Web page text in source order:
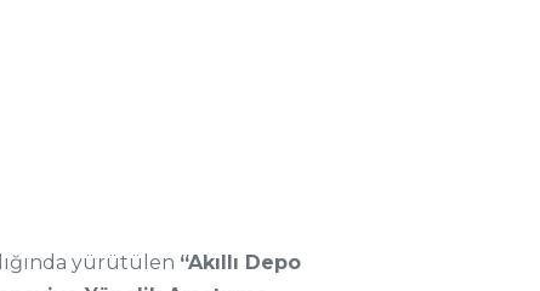
yürütülen “Akıllı Depo